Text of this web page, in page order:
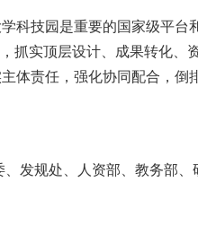
科技园是重要的国家级平
抓实顶层设计、成果转化
体责任，强化协同配合，
发规处、人资部、教务部